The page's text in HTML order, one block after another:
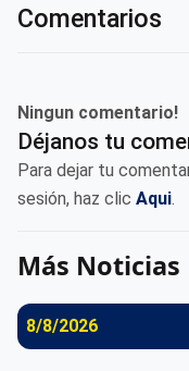
Comentarios
Ningun comentario!
Déjanos tu
Para dejar tu
sesión, haz clic Aqui.
Más Noticias
8/8/2026